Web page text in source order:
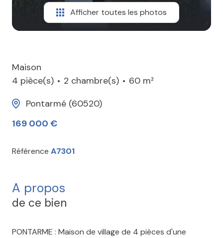
Afficher toutes les photos
Maison
4 pièce(s)
2 chambre(s)
60 m²
Pontarmé (60520)
169 000 €
Référence A7301
A propos
de ce bien
PONTARME : Maison de village de 4 pièces d'une